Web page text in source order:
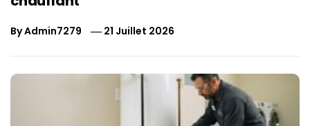
ByAdmin7279 21 Juillet 2026